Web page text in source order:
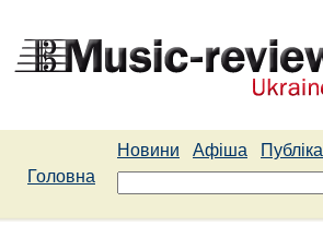
Новини Афіша
Головна